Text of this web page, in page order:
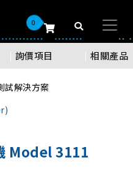
0
詢價項目 相關產品
試解決方案
Model 3111